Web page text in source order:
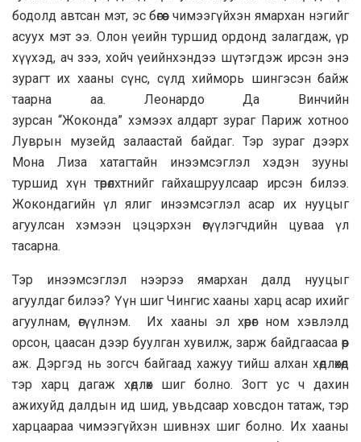
бодолд автсан мэт, эс бөгөөс чимээгүйхэн ямархан нэгийг
асуух мэт ээ. Олон үеийн туршид ордонд залагдаж, үр
хүүхэд, ач зээ, хойч үеийнхэндээ шүтэгдэж ирсэн энэ
зурагт их хааны сүнс, сүлд хийморь шингэсэн байж
таарна аа. Леонардо Да Винчийн
зурсан “Жоконда” хэмээх алдарт зураг Париж хотноо
Луврын музейд залаастай байдаг. Тэр зураг дээрх
Мона Лиза хатагтайн инээмсэглэл хэдэн зууны
туршид хүн төрөлхтнийг гайхашруулсаар ирсэн билээ.
Жокондагийн үл ялиг инээмсэглэл асар их нууцыг
агуулсан хэмээн цэцэрхэн өгүүлэгчдийн цуваа үл
тасарна.
Тэр инээмсэглэл нээрээ ямархан далд нууцыг
агуулдаг билээ? Үүн шиг Чингис хааны харц асар ихийг
агуулнам, өгүүлнэм. Их хааны эл хөрөг ном хэвлэлд
орсон, цаасан дээр буулган хувилж, зарж байдгаасаа өөр
аж. Дэргэд нь зогсч байгаад хажуу тийш алхан хөдлөхөд
тэр харц дагаж хөдлөх шиг болно. Зогт ус ч дахин
ажихуйд далдын ид шид, увьдсаар ховсдон татаж, тэр
харцаараа чимээгүйхэн шивнэх шиг болно. Их хааны